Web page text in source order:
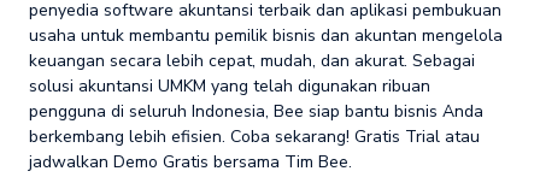
penyedia software akuntansi terbaik dan aplikasi pembukuan
usaha untuk membantu pemilik bisnis dan akuntan mengelola
keuangan secara lebih cepat, mudah, dan akurat. Sebagai
solusi akuntansi UMKM yang telah digunakan ribuan
pengguna di seluruh Indonesia, Bee siap bantu bisnis Anda
berkembang lebih efisien. Coba sekarang! Gratis Trial atau
jadwalkan Demo Gratis bersama Tim Bee.